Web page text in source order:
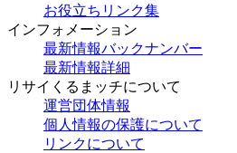
お役立ちリンク集
インフォメーション
最新情報バックナンバー
最新情報詳細
リサイくるまッチについて
運営団体情報
個人情報の保護について
リンクについて